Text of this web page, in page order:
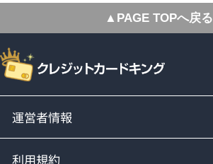
▲PAGE TOPへ戻る
運営者情報
利用規約